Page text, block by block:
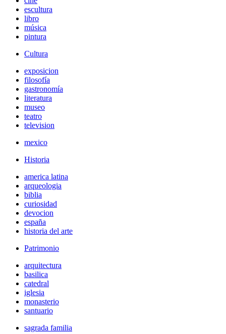
escultura
libro
música
pintura
Cultura
exposicion
filosofía
gastronomía
literatura
museo
teatro
television
mexico
Historia
america latina
arqueologia
biblia
curiosidad
devocion
españa
historia del arte
Patrimonio
arquitectura
basilica
catedral
iglesia
monasterio
santuario
sagrada familia